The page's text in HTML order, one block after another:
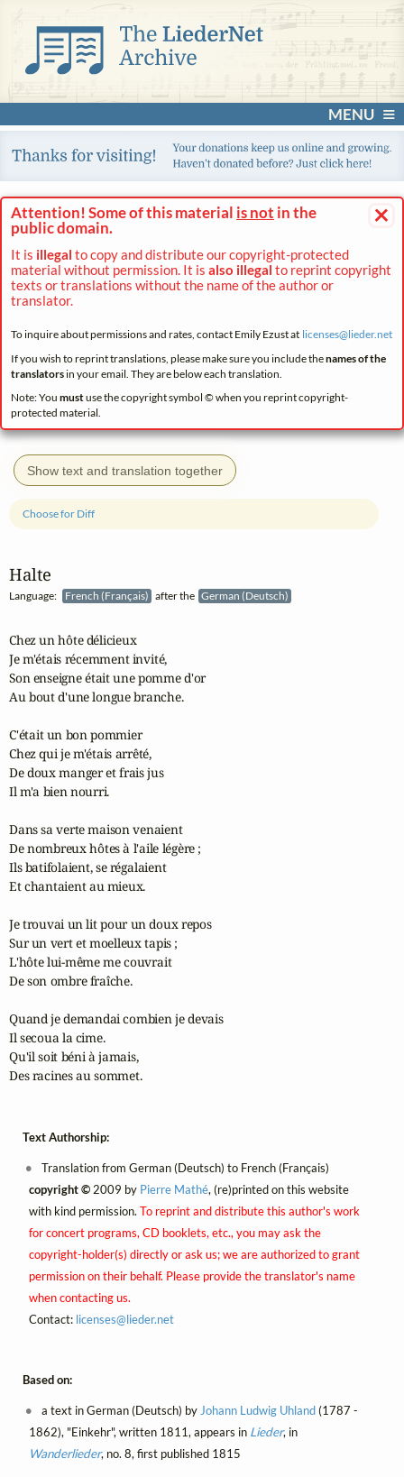
MENU
×
Attention! Some of this material is not in the
public domain.
It is illegal to copy and distribute our copyright-protected
material without permission. It is also illegal to reprint copyright
texts or translations without the name of the author or
translator.
To inquire about permissions and rates, contact Emily Ezust at licenses@lieder.net
If you wish to reprint translations, please make sure you include thenames of the
translatorsin your email. They are below each translation.
Note: You mustuse the copyright symbol © when you reprint copyright-
protected material.
Show text and translation together
Halte
Language: French (Français) after the German (Deutsch)
Choose for Diff
Chez un hôte délicieux
Je m'étais récemment invité,
Son enseigne était une pomme d'or
Au bout d'une longue branche.
C'était un bon pommier
Chez qui je m'étais arrêté,
De doux manger et frais jus
Il m'a bien nourri.
Dans sa verte maison venaient
De nombreux hôtes à l'aile légère ;
Ils batifolaient, se régalaient
Et chantaient au mieux.
Je trouvai un lit pour un doux repos
Sur un vert et moelleux tapis ;
L'hôte lui‑même me couvrait
De son ombre fraîche.
Quand je demandai combien je devais
Il secoua la cime.
Qu'il soit béni à jamais,
Des racines au sommet.
Text Authorship:
Translation from German (Deutsch) to French (Français)
copyright ©2009 by Pierre Mathé, (re)printed on this website
with kind permission. To reprint and distribute this author's work
for concert programs, CD booklets, etc., you may ask the
copyright-holder(s) directly or ask us; we are authorized to grant
permission on their behalf. Please provide the translator's name
when contacting us.
Contact: licenses@lieder.net
Based on:
a text in German (Deutsch) by Johann Ludwig Uhland(1787 -
1862), "Einkehr", written 1811, appears in Lieder, in
Wanderlieder, no. 8, first published 1815